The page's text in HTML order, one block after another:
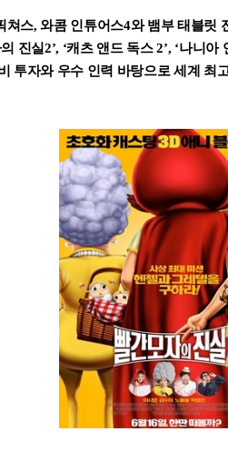
쳐스,와콤 인튜어스4와 뱀부 태블릿
진실2’, ‘캐츠 앤드 독스2’, ‘나니아
투자와 우수 인력 바탕으로 세계 최